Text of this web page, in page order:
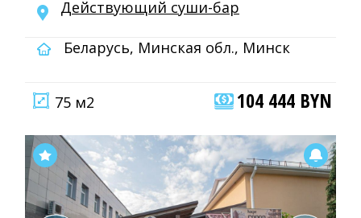
Действующий суши-бар
Беларусь, Минская обл., Минск
75 м2 104 444 BYN